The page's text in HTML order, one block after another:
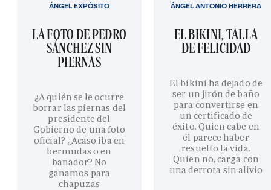
LA FOTO DE PEDRO
SÁNCHEZ SIN
PIERNAS
¿A quién se le ocurre
borrar las piernas del
presidente del
Gobierno de una foto
oficial? ¿Acaso iba en
bermudas o en
bañador? No
ganamos para
chapuzas
ÁNGEL EXPÓSITO
EL BIKINI, TALLA
DE FELICIDAD
El bikini ha dejado de
ser un jirón de baño
para convertirse en
un certificado de
éxito. Quien cabe en
él parece haber
resuelto la vida.
Quien no, carga con
una derrota sin alivio
ÁNGEL ANTONIO HERRERA